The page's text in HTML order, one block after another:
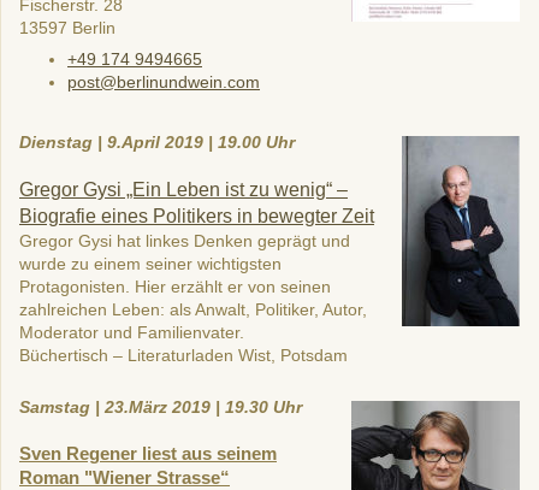
Fischerstr. 28
13597 Berlin
+49 174 9494665
post@berlinundwein.com
Dienstag | 9.April 2019 | 19.00 Uhr
Gregor Gysi „Ein Leben ist zu wenig“ –
Biografie eines Politikers in bewegter Zeit
Gregor Gysi hat linkes Denken geprägt und
wurde zu einem seiner wichtigsten
Protagonisten. Hier erzählt er von seinen
zahlreichen Leben: als Anwalt, Politiker, Autor,
Moderator und Familienvater.
Büchertisch – Literaturladen Wist, Potsdam
Samstag | 23.März 2019 | 19.30 Uhr
Sven Regener liest aus seinem
Roman "Wiener Strasse“